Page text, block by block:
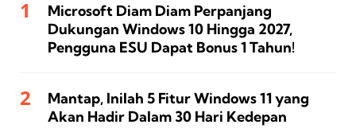
Microsoft Diam Diam Perpanjang
Dukungan Windows 10 Hingga 2027,
Pengguna ESU Dapat Bonus 1 Tahun!
Mantap, Inilah 5 Fitur Windows 11 yang
Akan Hadir Dalam 30 Hari Kedepan